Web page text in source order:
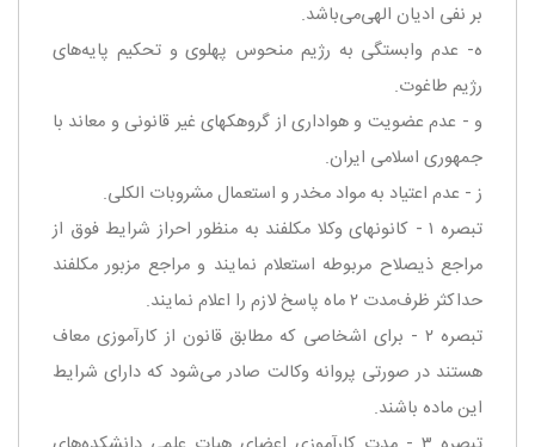
بر نفی ادیان الهی‌می‌باشد.
ه- عدم وابستگی به رژیم منحوس پهلوی و تحكیم پایه‌های
رژیم طاغوت.
‌و - عدم عضویت و هواداری از گروهكهای غیر قانونی و معاند با
جمهوری اسلامی ایران.
‌ز - عدم اعتیاد به مواد مخدر و استعمال مشروبات الكلی.
‌تبصره ۱ - كانونهای وكلا مكلفند به منظور احراز شرایط فوق از
مراجع ذیصلاح مربوطه استعلام نمایند و مراجع مزبور مكلفند
حداكثر ظرف‌مدت ۲ ماه پاسخ لازم را اعلام نمایند.
‌تبصره ۲ - برای اشخاصی كه مطابق قانون از كارآموزی معاف
هستند در صورتی پروانه وكالت صادر می‌شود كه دارای شرایط
این ماده باشند.